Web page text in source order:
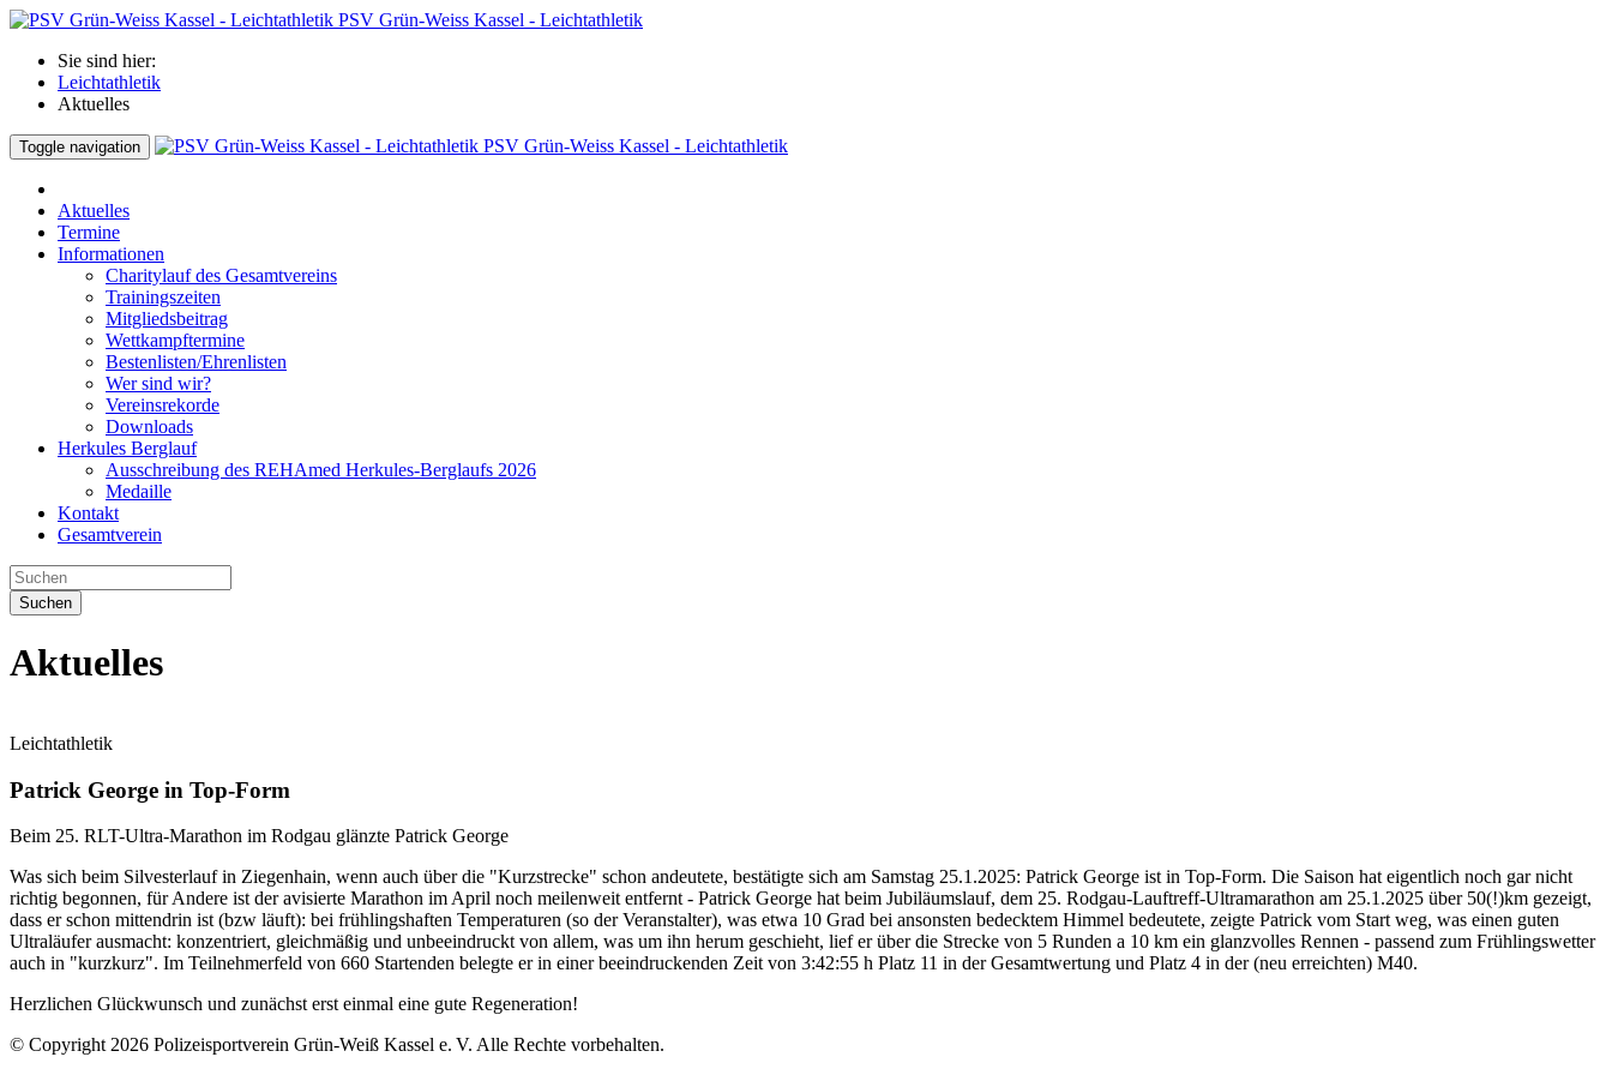
PSV Grün-Weiss Kassel - Leichtathletik
Sie sind hier:
Leichtathletik
Aktuelles
Toggle navigation PSV Grün-Weiss Kassel - Leichtathletik
Aktuelles
Termine
Informationen
Charitylauf des Gesamtvereins
Trainingszeiten
Mitgliedsbeitrag
Wettkampftermine
Bestenlisten/Ehrenlisten
Wer sind wir?
Vereinsrekorde
Downloads
Herkules Berglauf
Ausschreibung des REHAmed Herkules-Berglaufs 2026
Medaille
Kontakt
Gesamtverein
Suchen
Aktuelles
Leichtathletik
Patrick George in Top-Form
Beim 25. RLT-Ultra-Marathon im Rodgau glänzte Patrick George
Was sich beim Silvesterlauf in Ziegenhain, wenn auch über die "Kurzstrecke" schon andeutete, bestätigte sich am Samstag 25.1.2025: Patrick George ist in Top-Form. Die Saison hat eigentlich noch gar nicht
richtig begonnen, für Andere ist der avisierte Marathon im April noch meilenweit entfernt - Patrick George hat beim Jubiläumslauf, dem 25. Rodgau-Lauftreff-Ultramarathon am 25.1.2025 über 50(!)km gezeigt,
dass er schon mittendrin ist (bzw läuft): bei frühlingshaften Temperaturen (so der Veranstalter), was etwa 10 Grad bei ansonsten bedecktem Himmel bedeutete, zeigte Patrick vom Start weg, was einen guten
Ultraläufer ausmacht: konzentriert, gleichmäßig und unbeeindruckt von allem, was um ihn herum geschieht, lief er über die Strecke von 5 Runden a 10 km ein glanzvolles Rennen - passend zum Frühlingswetter
auch in "kurzkurz". Im Teilnehmerfeld von 660 Startenden belegte er in einer beeindruckenden Zeit von 3:42:55 h Platz 11 in der Gesamtwertung und Platz 4 in der (neu erreichten) M40.
Herzlichen Glückwunsch und zunächst erst einmal eine gute Regeneration!
© Copyright 2026 Polizeisportverein Grün-Weiß Kassel e. V. Alle Rechte vorbehalten.